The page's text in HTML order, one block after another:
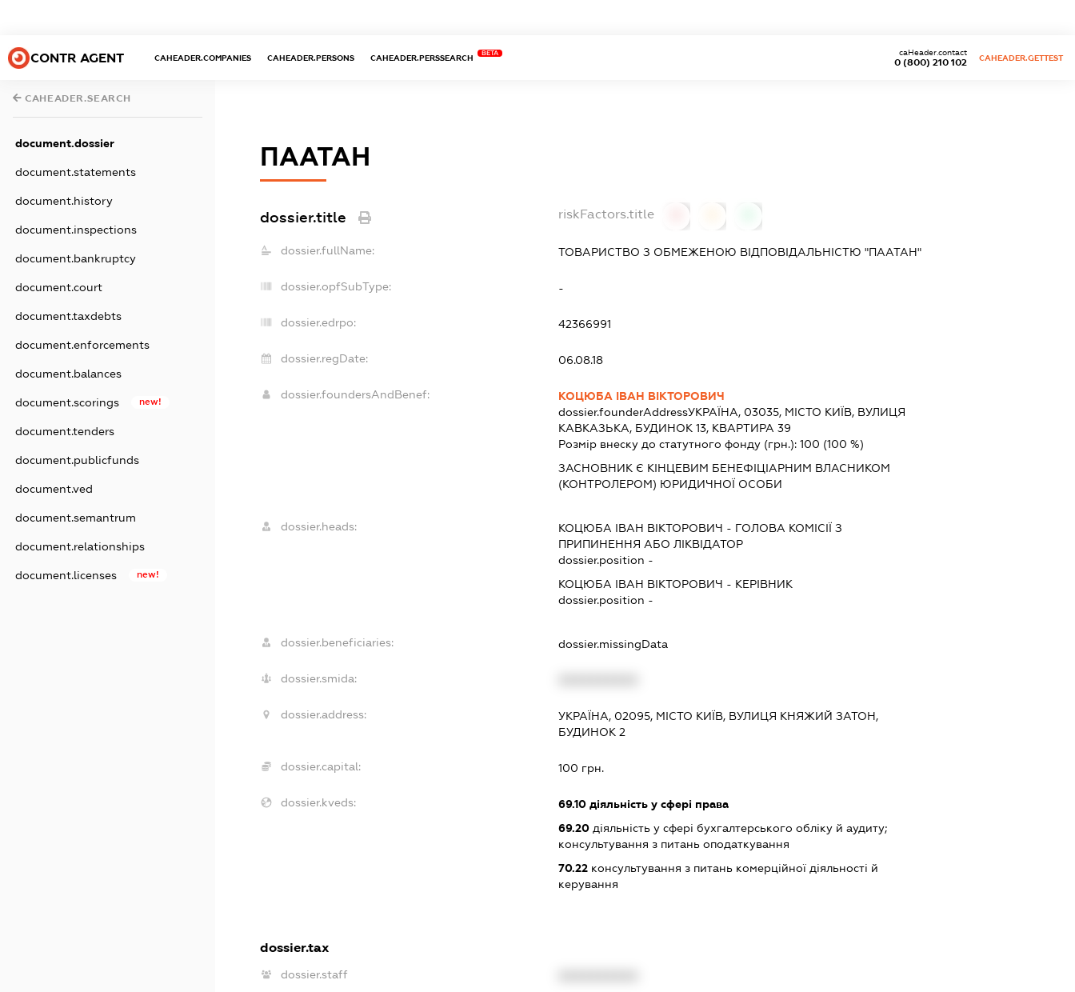
CONTR AGENT CAHEADER.COMPANIES CAHEADER.PERSONS CAHEADER.PERSSEARCH
BETA
0 (800) 210 102
caHeader.contact
CAHEADER.GETTEST
CAHEADER.SEARCH
document.dossier
document.statements
document.history
document.inspections
document.bankruptcy
document.court
document.taxdebts
document.enforcements
document.balances
document.scorings new!
document.tenders
document.publicfunds
document.ved
document.semantrum
document.relationships
document.licenses new!
ПААТАН
dossier.title riskFactors.title
dossier.fullName: ТОВАРИСТВО З ОБМЕЖЕНОЮ ВІДПОВІДАЛЬНІСТЮ "ПААТАН"
dossier.opfSubType: -
dossier.edrpo: 42366991
dossier.regDate: 06.08.18
dossier.foundersAndBenef:
КОЦЮБА ІВАН ВІКТОРОВИЧ
dossier.founderAddressУКРАЇНА, 03035, МІСТО КИЇВ, ВУЛИЦЯ
КАВКАЗЬКА, БУДИНОК 13, КВАРТИРА 39
Розмір внеску до статутного фонду (грн.): 100 (100 %)
ЗАСНОВНИК Є КІНЦЕВИМ БЕНЕФІЦІАРНИМ ВЛАСНИКОМ
(КОНТРОЛЕРОМ) ЮРИДИЧНОЇ ОСОБИ
dossier.heads: КОЦЮБА ІВАН ВІКТОРОВИЧ - ГОЛОВА КОМІСІЇ З
ПРИПИНЕННЯ АБО ЛІКВІДАТОР
dossier.position -
КОЦЮБА ІВАН ВІКТОРОВИЧ - КЕРІВНИК
dossier.position -
dossier.beneficiaries: dossier.missingData
dossier.smida:
dossier.address:
УКРАЇНА, 02095, МІСТО КИЇВ, ВУЛИЦЯ КНЯЖИЙ ЗАТОН,
БУДИНОК 2
dossier.capital: 100 грн.
dossier.kveds: 69.10діяльність у сфері права
69.20діяльність у сфері бухгалтерського обліку й аудиту;
консультування з питань оподаткування
70.22консультування з питань комерційної діяльності й
керування
dossier.tax
dossier.staff